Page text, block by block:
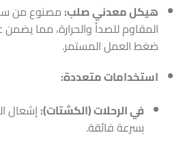
هيكل معدني صلب: مصنوع من
المقاوم للصدأ والحرارة، مما يضمن
ضغط العمل المستمر.
استخدامات متعددة:
في الرحلات (الكشتات):إشعال
بسرعة فائقة.